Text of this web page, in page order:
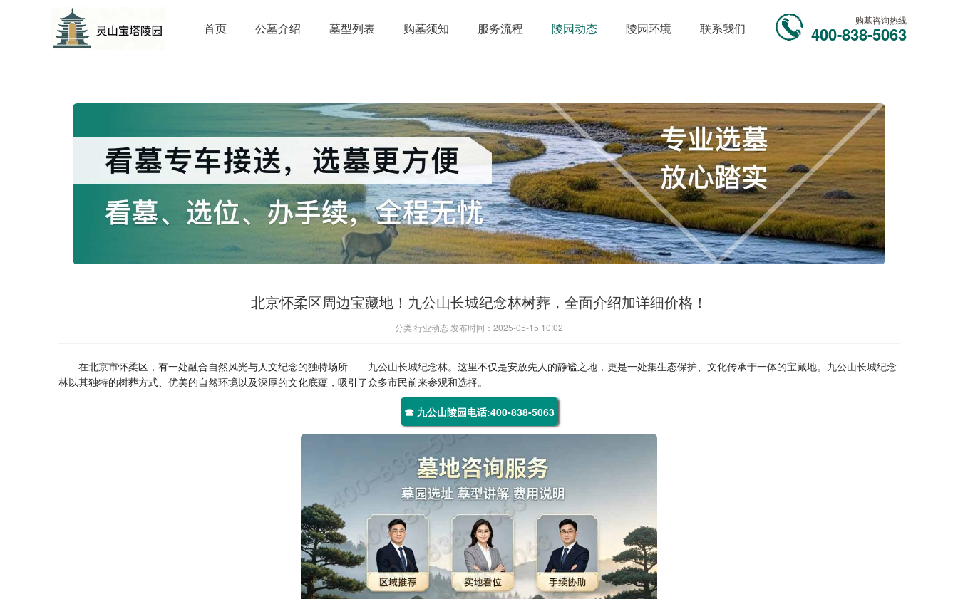
首页 公墓介绍 墓型列表 购墓须知 服务流程 陵园动态 陵园环境 联系我们
购墓咨询热线
400-838-5063
北京怀柔区周边宝藏地！九公山长城纪念林树葬，全面介绍加详细价格！
分类:行业动态 发布时间：2025-05-15 10:02
在北京市怀柔区，有一处融合自然风光与人文纪念的独特场所——九公山长城纪念林。这里不仅是安放先人的静谧之地，更是一处集生态保护、文化传承于一体的宝藏地。 九公山长城纪念
林以其独特的树葬方式、优美的自然环境以及深厚的文化底蕴，吸引了众多市民前来参观和选择。
☎ 九公山陵园电话:400-838-5063